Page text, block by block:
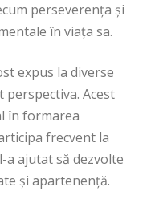
perseverența și
în viața sa.
expus la diverse
Acest
în formarea
frecvent la
a ajutat să dezvolte
și apartenență.